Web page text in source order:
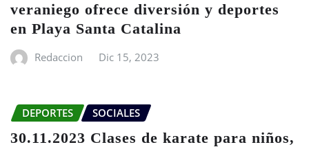
veraniego ofrece diversión y deportes
en Playa Santa Catalina
Redaccion Dic 15, 2023
DEPORTES SOCIALES
30.11.2023 Clases de karate para niños,